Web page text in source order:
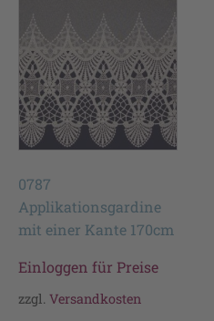
0787
Applikationsgardine
mit einer Kante 170cm
Einloggen für Preise
zzgl. Versandkosten